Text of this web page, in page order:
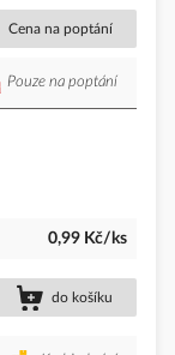
Cena na poptání
Pouze na poptání
0,99 Kč/ks
do košíku